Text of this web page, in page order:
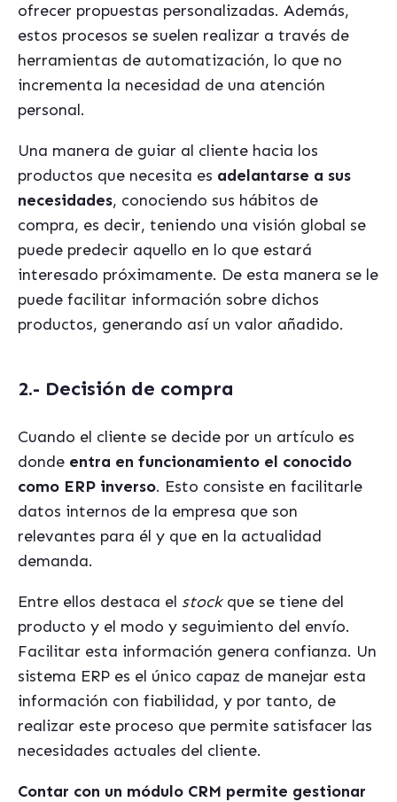
ofrecer propuestas personalizadas. Además,
estos procesos se suelen realizar a través de
herramientas de automatización, lo que no
incrementa la necesidad de una atención
personal.
Una manera de guiar al cliente hacia los
productos que necesita es adelantarse a sus
necesidades, conociendo sus hábitos de
compra, es decir, teniendo una visión global se
puede predecir aquello en lo que estará
interesado próximamente. De esta manera se le
puede facilitar información sobre dichos
productos, generando así un valor añadido.
2.- Decisión de compra
Cuando el cliente se decide por un artículo es
donde entra en funcionamiento el conocido
como ERP inverso. Esto consiste en facilitarle
datos internos de la empresa que son
relevantes para él y que en la actualidad
demanda.
Entre ellos destaca el stockque se tiene del
producto y el modo y seguimiento del envío.
Facilitar esta información genera confianza. Un
sistema ERP es el único capaz de manejar esta
información con fiabilidad, y por tanto, de
realizar este proceso que permite satisfacer las
necesidades actuales del cliente.
Contar con un módulo CRM permite gestionar